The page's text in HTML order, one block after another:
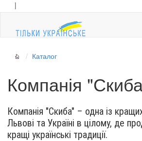
|
Каталог
Компанія
Компанія "Скиба" – одна із
Львові та Україні в цілому, де
кращі українські традиції.